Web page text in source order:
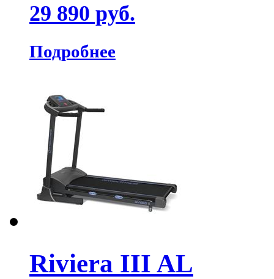
29 890 руб.
Подробнее
Riviera III AL